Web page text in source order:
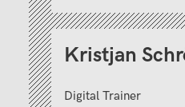
Kristjan
Digital Trainer